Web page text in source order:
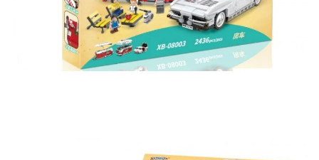
Оставьте отзыв (не менее 50 символов) о товаре
через систему Яндекс.Маркет
с обязательным
указанием номера и даты заказа в нашем магазине
и получите купон на скидку 150₽